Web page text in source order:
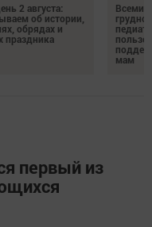
2 августа:
об истории,
обрядах и
праздника
пользе
мам
первый из